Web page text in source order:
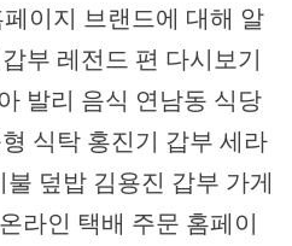
이지 브랜드에 대해 알
부 레전드 편 다시보기
발리 음식 연남동 식당
식탁 홍진기 갑부 세라
덮밥 김용진 갑부 가게
라인 택배 주문 홈페이